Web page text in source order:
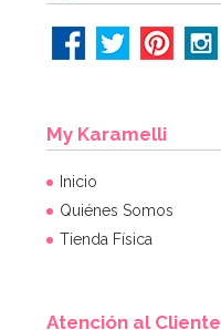
My Karamelli
Inicio
Quiénes Somos
Tienda Física
Atención al Cliente